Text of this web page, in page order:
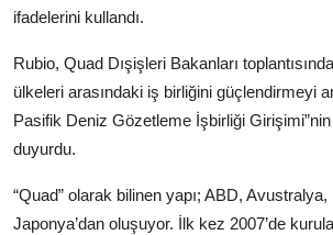
ifadelerini kullandı.
Rubio, Quad Dışişleri Bakanları
ülkeleri arasındaki iş birliğini güçlendirmeyi
Pasifik Deniz Gözetleme İşbirliği Girişimi”nin
duyurdu.
“Quad” olarak bilinen yapı; ABD,
Japonya’dan oluşuyor. İlk kez 2007’de